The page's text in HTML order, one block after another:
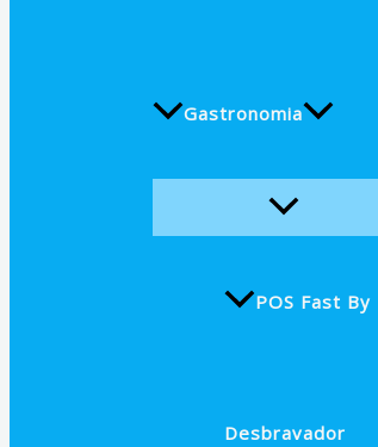
Gastronomia
POS Fast By
Desbravador